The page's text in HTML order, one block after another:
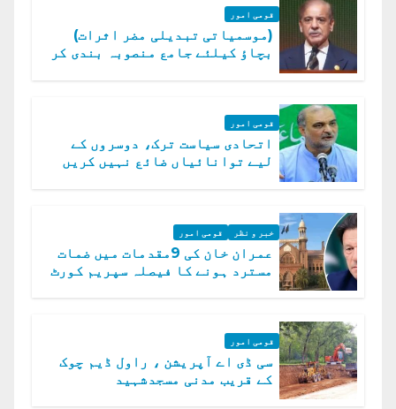
قومی امور
(موسمیاتی تبدیلی مضر اثرات)
بچاؤ کیلئے جامع منصوبہ بندی کر
قومی امور
اتحادی سیاست ترک، دوسروں کے
لیے توانائیاں ضائع نہیں کریں
خبر و نظر قومی امور
عمران خان کی 9مقدمات میں ضمات
مسترد ہونے کا فیصلہ سپریم کورٹ
قومی امور
سی ڈی اے آپریشن ، راول ڈیم چوک
کے قریب مدنی مسجدشہید